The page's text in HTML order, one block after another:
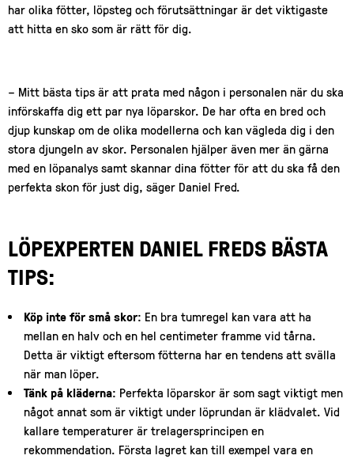
har olika fötter, löpsteg och förutsättningar är det viktigaste
att hitta en sko som är rätt för dig.
– Mitt bästa tips är att prata med någon i personalen när du ska
införskaffa dig ett par nya löparskor. De har ofta en bred och
djup kunskap om de olika modellerna och kan vägleda dig i den
stora djungeln av skor. Personalen hjälper även mer än gärna
med en löpanalys samt skannar dina fötter för att du ska få den
perfekta skon för just dig, säger Daniel Fred.
LÖPEXPERTEN DANIEL FREDS BÄSTA
TIPS:
Köp inte för små skor: En bra tumregel kan vara att ha
mellan en halv och en hel centimeter framme vid tårna.
Detta är viktigt eftersom fötterna har en tendens att svälla
när man löper.
Tänk på kläderna: Perfekta löparskor är som sagt viktigt men
något annat som är viktigt under löprundan är klädvalet. Vid
kallare temperaturer är trelagersprincipen en
rekommendation. Första lagret kan till exempel vara en